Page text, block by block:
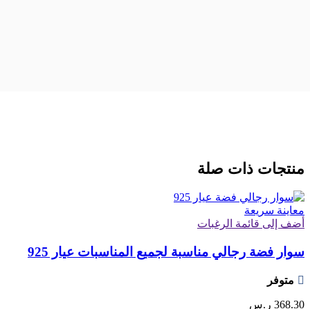
منتجات ذات صلة
معاينة سريعة
أضف إلى قائمة الرغبات
سوار فضة رجالي مناسبة لجميع المناسبات عيار 925
متوفر
368.30 ر.س